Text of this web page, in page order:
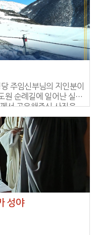
원 순례길에 일어난 실화
7분에 걸쳐 연사를 촬영
받은 은
전쟁으로 어지러운 요즘
바라며 우리와 함께 현
성야